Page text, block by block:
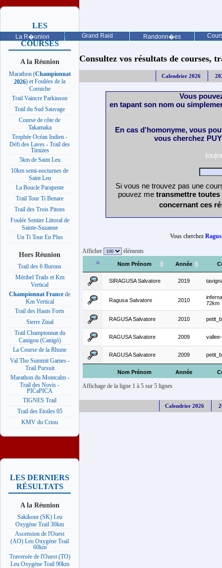
La R�union Grand Raid Randonn�es
LES
PROCHAINES
COURSES
A la Réunion
Marathon (Championnat
2026) et Foulées de la
Corniche
Trail Vaincre Parkinson
Trail du Sud Sauvage
Course de côte de
Takamaka
Trophée Océan Indien -
Défi des Laves - Trail des
Timizes
5km de Saint Leu
10km semi-nocturnes de
Saint Leu
La Boucle Parapente
Trail Tour Ti Benare
Trail des Trois Pitons
Foulée Sentier Littoral de
Sainte-Suzanne
Un Ti Tour En Plus
Hors Réunion
Trail des 6 Burons
Méribel Trails et Km
Vertical
Championnat France de
Km Vertical
Trail des Hauts Forts
Sierre Zinal
Trail Championnat du
Canigou (Canigó)
La Course de la Rhune
Val Tho Summit Games -
Trail Pursuit
Marathon du Montcalm -
Trail des Novis -
PICaPICA
TIGNES Trail
Trail des Etoiles 05
KMV du Criou
LES DERNIERS
RÉSULTATS
A la Réunion
Sakikour (SK) Leu
Oxygène Trail 30km
Ascension de l'Ouest
(AO) Leu Oxygène Trail
60km
Traversée de l'Ouest (TO)
Leu Oxygène Trail 90km
Consultez vos résultats de courses,
Calendrier 2026
Vous
en tapant son nom ou
En cas d'homonyme, vous
vous cherchez
Si vous ne trouvez pas une
pouvez me transmettre
concernant ces
Vous cherchez
Afficher éléments
Nom Prénom Année
Nom Prénom Année
SIRAGUSA Salvatore 2019
Ragusa Salvatore 2010
72km
RAGUSA Salvatore 2010
RAGUSA Salvatore 2009
RAGUSA Salvatore 2009
Affichage de la ligne 1 à 5 sur 5 lignes
Calendrier 2026